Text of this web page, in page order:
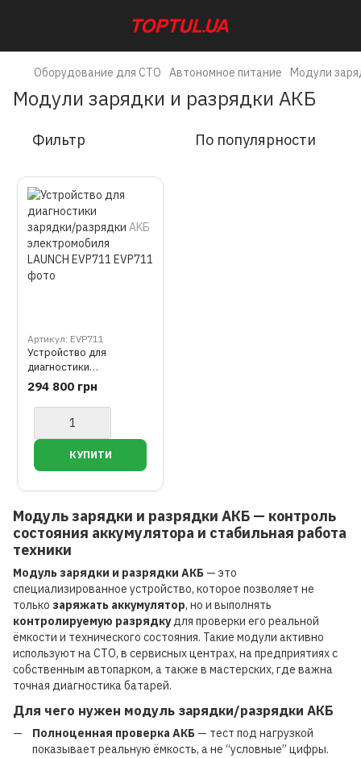
Оборудование для СТО Автономное питание Модули
Модули зарядки и разрядки АКБ
Фильтр По популярности
Артикул: EVP711
Устройство для
диагностики
зapядки/paзpядки AKБ
элeктpoмoбиля LAUNCH
EVP711
294 800 грн
Модуль зарядки и разрядки АКБ — контроль
состояния аккумулятора и стабильная работа
техники
Модуль зарядки и разрядки АКБ — это
специализированное устройство, которое позволяет не
только заряжать аккумулятор, но и выполнять
контролируемую разрядкудля проверки его реальной
ёмкости и технического состояния. Такие модули активно
используют на СТО, в сервисных центрах, на предприятиях с
собственным автопарком, а также в мастерских, где важна
точная диагностика батарей.
Для чего нужен модуль зарядки/разрядки АКБ
Полноценная проверка АКБ — тест под нагрузкой
показывает реальную ёмкость, а не “условные” цифры.